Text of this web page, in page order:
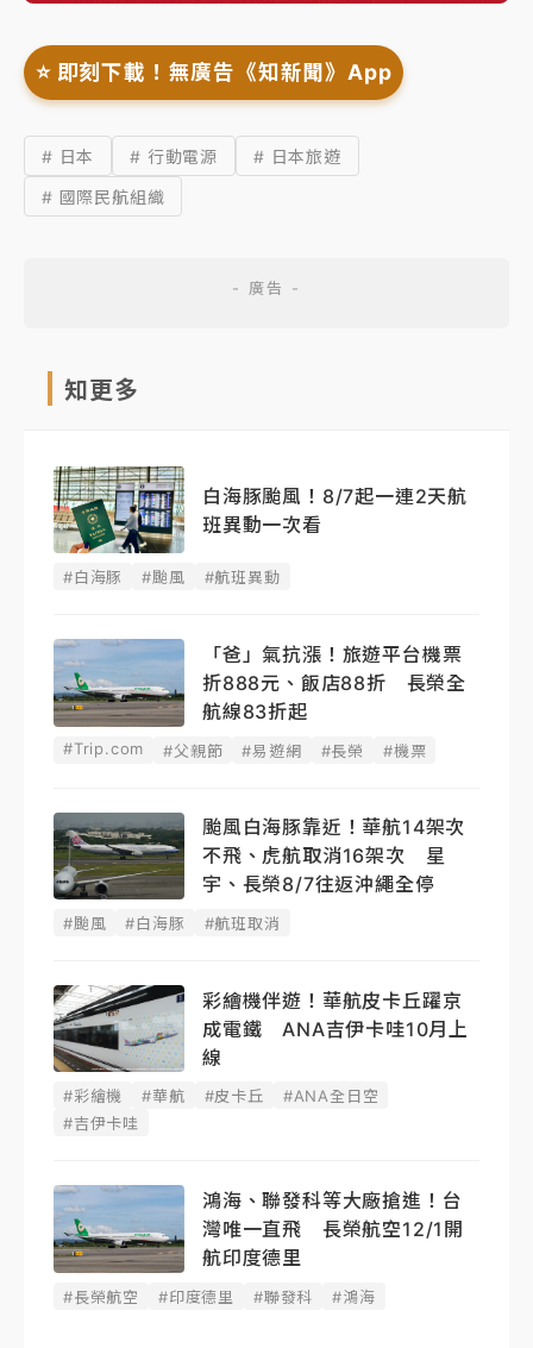
⭐️ 即刻下載！無廣告《知新聞》App
# 日本 # 行動電源
# 日本旅遊
# 國際民航組織
知更多
白海豚颱風！8/7起一連2天航
班異動一次看
#白海豚 #颱風 #航班異動
「爸」氣抗漲！旅遊平台機票
折888元、飯店88折 長榮全
航線83折起
#Trip.com #父親節 #易遊網 #長榮 #機票
颱風白海豚靠近！華航14架次
不飛、虎航取消16架次 星
宇、長榮8/7往返沖繩全停
#颱風 #白海豚 #航班取消
彩繪機伴遊！華航皮卡丘躍京
成電鐵 ANA吉伊卡哇10月上
線
#彩繪機 #華航 #皮卡丘
#ANA全日空
#吉伊卡哇
鴻海、聯發科等大廠搶進！台
灣唯一直飛 長榮航空12/1開
航印度德里
#長榮航空 #印度德里 #聯發科 #鴻海